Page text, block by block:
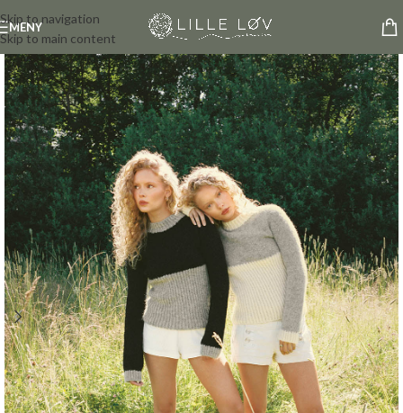
Skip to navigation
Skip to main content
MENY